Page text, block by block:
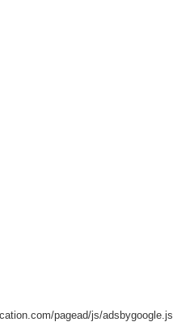
pagead/js/adsbygoogle.js